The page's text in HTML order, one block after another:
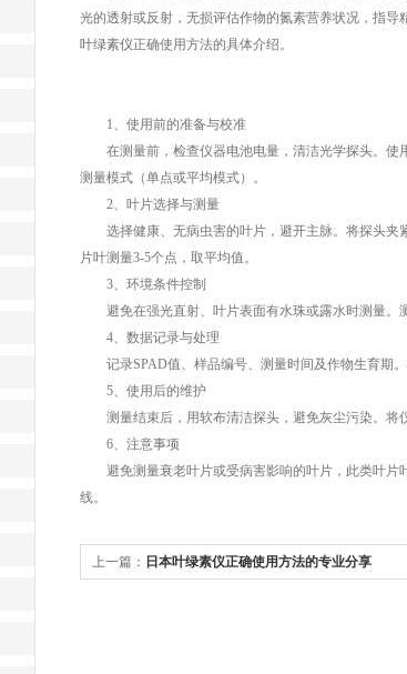
光的透射或反射，无损评估作物的氮素营养状况，指
叶绿素仪正确使用方法的具体介绍。
1、使用前的准备与校准
在测量前，检查仪器电池电量，清洁光学探头。使
测量模式（单点或平均模式）。
2、叶片选择与测量
选择健康、无病虫害的叶片，避开主脉。将探头夹
片叶测量3-5个点，取平均值。
3、环境条件控制
避免在强光直射、叶片表面有水珠或露水时测量。
4、数据记录与处理
记录SPAD值、样品编号、测量时间及作物生育期。
5、使用后的维护
测量结束后，用软布清洁探头，避免灰尘污染。将
6、注意事项
避免测量衰老叶片或受病害影响的叶片，此类叶片
线。
上一篇： 日本叶绿素仪正确使用方法的专业分享